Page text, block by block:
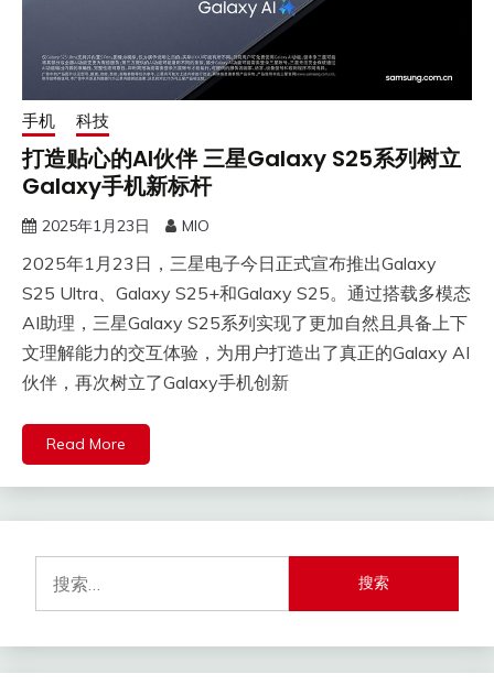
手机 科技
打造贴心的AI伙伴 三星Galaxy S25系列树立
Galaxy手机新标杆
2025年1月23日 MIO
​2025年1月23日，三星电子今日正式宣布推出Galaxy
S25 Ultra、Galaxy S25+和Galaxy S25。通过搭载多模态
AI助理，三星Galaxy S25系列实现了更加自然且具备上下
文理解能力的交互体验，为用户打造出了真正的Galaxy AI
伙伴，再次树立了Galaxy手机创新
Read More
索：